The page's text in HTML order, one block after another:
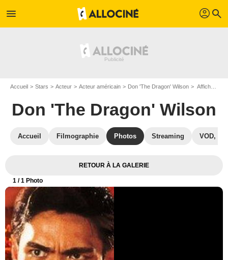
menu profil search
Accueil Stars Acteur Acteur américain Don 'The Dragon' Wilson Affiche Don 'The Dragon' Wilson
Don 'The Dragon' Wilson
Accueil Filmographie Photos Streaming VOD,
RETOUR À LA GALERIE
1 / 1 Photo